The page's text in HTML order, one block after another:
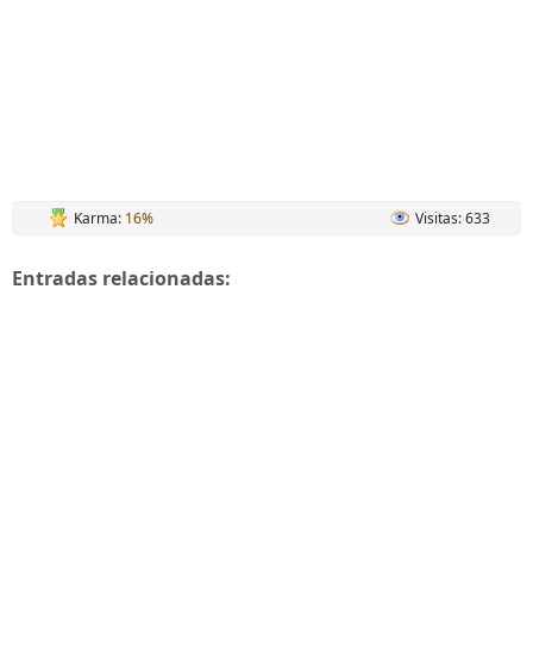
Karma: 16% Visitas: 633
Entradas relacionadas: